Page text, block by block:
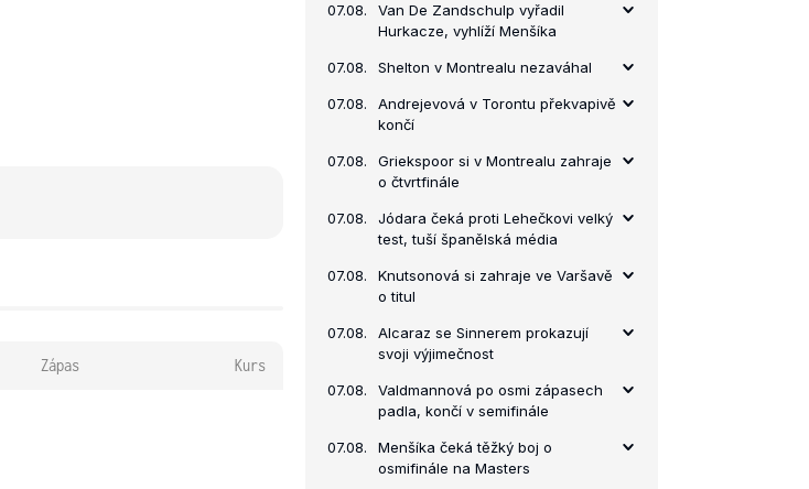
Zápas Kurs
07.08.
Van De Zandschulp vyřadil
Hurkacze, vyhlíží Menšíka
07.08. Shelton v Montrealu nezaváhal
07.08.
Andrejevová v Torontu překvapivě
končí
07.08.
Griekspoor si v Montrealu zahraje
o čtvrtfinále
07.08.
Jódara čeká proti Lehečkovi velký
test, tuší španělská média
07.08.
Knutsonová si zahraje ve Varšavě
o titul
07.08.
Alcaraz se Sinnerem prokazují
svoji výjimečnost
07.08.
Valdmannová po osmi zápasech
padla, končí v semifinále
07.08.
Menšíka čeká těžký boj o
osmifinále na Masters